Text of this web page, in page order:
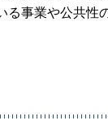
事業や公共